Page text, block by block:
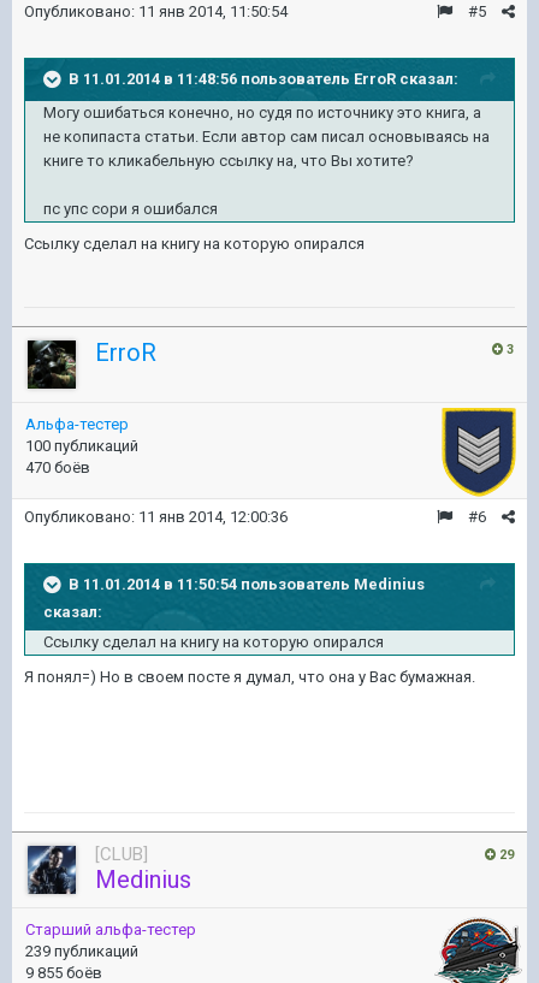
#5
Опубликовано: 11 янв 2014, 11:50:54
В 11.01.2014 в 11:48:56 пользователь ErroR сказал:
Могу ошибаться конечно, но судя по источнику это книга, а
не копипаста статьи. Если автор сам писал основываясь на
книге то кликабельную ссылку на, что Вы хотите?
пс упс сори я ошибался
Ссылку сделал на книгу на которую опирался
3
ErroR
Альфа-тестер
100 публикаций
470 боёв
#6
Опубликовано: 11 янв 2014, 12:00:36
В 11.01.2014 в 11:50:54 пользователь Medinius
сказал:
Ссылку сделал на книгу на которую опирался
Я понял=) Но в своем посте я думал, что она у Вас бумажная.
29
[CLUB]
Medinius
Старший альфа-тестер
239 публикаций
9 855 боёв